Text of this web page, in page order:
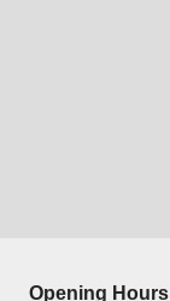
Opening Hours